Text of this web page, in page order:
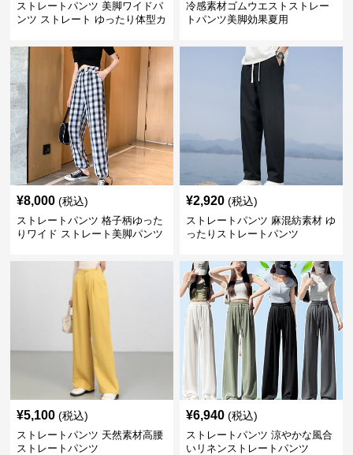
ストレートパンツ 美脚ワイドパ
ンツ ストレート ゆったり体型カ
冷感素材ゴムウエストストレー
トパンツ美脚効果夏用
¥8,000 (税込)
ストレートパンツ 格子柄ゆった
りワイド ストレート美脚パンツ
¥2,920 (税込)
ストレートパンツ 麻混紡素材 ゆ
ったりストレートパンツ
¥5,100 (税込)
ストレートパンツ 天然素材高腰
ストレートパンツ
¥6,940 (税込)
ストレートパンツ 涼やかな風合
いリネンストレートパンツ